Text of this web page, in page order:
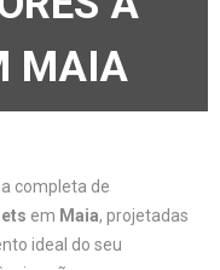
MAIA
completa de
em Maia, projetadas
ideal do seu